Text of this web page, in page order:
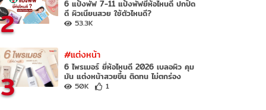
2
6 แป้งพัฟ 7-11 แป้งพัฟยี่ห้อไหนดี ปกปิด
ดี ผิวเนียนสวย ใช้ตัวไหนดี?
53.3K
3
#แต่งหน้า
6 ไพรเมอร์ ยี่ห้อไหนดี 2026 เบลอผิว คุม
มัน แต่งหน้าสวยขึ้น ติดทน ไม่ตกร่อง
50K 1